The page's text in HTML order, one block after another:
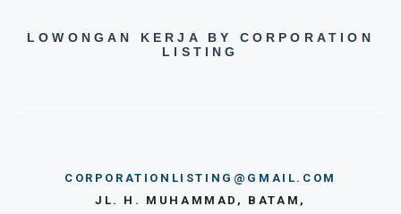
LOWONGAN KERJA BY CORPORATION
LISTING
CORPORATIONLISTING@GMAIL.COM
JL. H. MUHAMMAD, BATAM,